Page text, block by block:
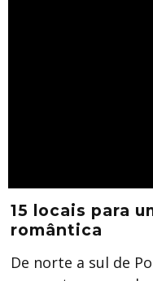
15 locais para
romântica
De norte a sul de